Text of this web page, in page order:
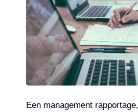
Een management